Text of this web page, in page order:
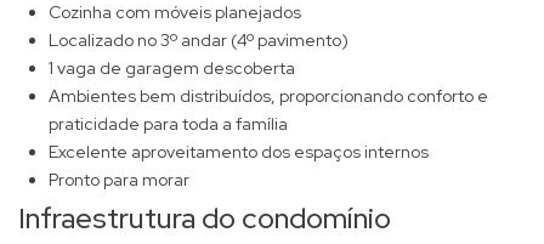
Cozinha com móveis planejados
Localizado no 3º andar (4º pavimento)
1 vaga de garagem descoberta
Ambientes bem distribuídos, proporcionando conforto e
praticidade para toda a família
Excelente aproveitamento dos espaços internos
Pronto para morar
Infraestrutura do condomínio